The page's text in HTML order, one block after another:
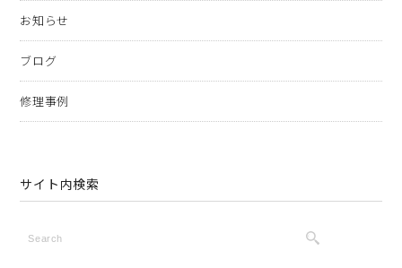
お知らせ
ブログ
修理事例
サイト内検索